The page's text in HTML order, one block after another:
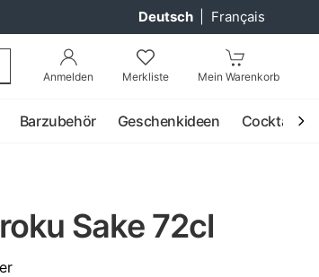
Deutsch Français
Anmelden Merkliste Mein Warenkorb
Barzubehör Geschenkideen Cocktail
Sake 72cl